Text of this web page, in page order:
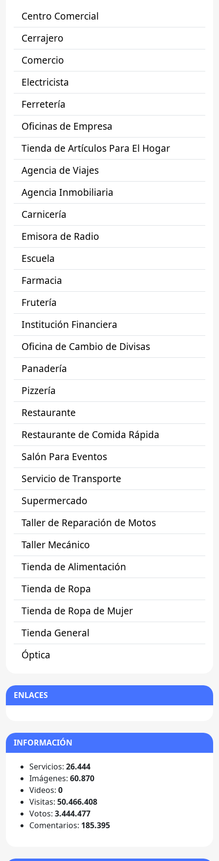
Centro Comercial
Cerrajero
Comercio
Electricista
Ferretería
Oficinas de Empresa
Tienda de Artículos Para El Hogar
Agencia de Viajes
Agencia Inmobiliaria
Carnicería
Emisora de Radio
Escuela
Farmacia
Frutería
Institución Financiera
Oficina de Cambio de Divisas
Panadería
Pizzería
Restaurante
Restaurante de Comida Rápida
Salón Para Eventos
Servicio de Transporte
Supermercado
Taller de Reparación de Motos
Taller Mecánico
Tienda de Alimentación
Tienda de Ropa
Tienda de Ropa de Mujer
Tienda General
Óptica
ENLACES
INFORMACIÓN
Servicios: 26.444
Imágenes: 60.870
Videos: 0
Visitas: 50.466.408
Votos: 3.444.477
Comentarios: 185.395